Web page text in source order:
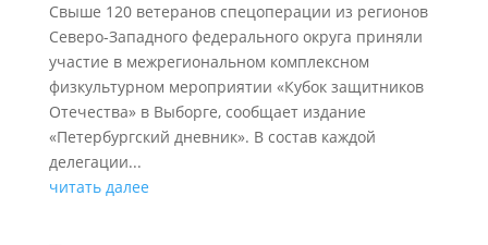
Свыше 120 ветеранов спецоперации из регионов
Северо-Западного федерального округа приняли
участие в межрегиональном комплексном
физкультурном мероприятии «Кубок защитников
Отечества» в Выборге, сообщает издание
«Петербургский дневник». В состав каждой
делегации...
читать далее